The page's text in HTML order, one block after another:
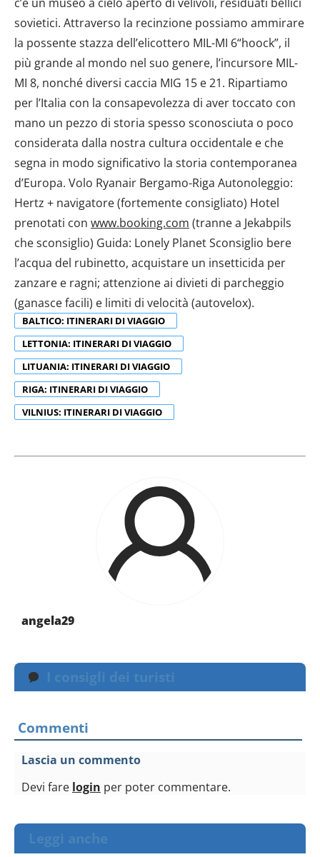
sovietici. Attraverso la recinzione possiamo ammirare
la possente stazza dell’elicottero MIL-MI 6“hoock”, il
più grande al mondo nel suo genere, l’incursore MIL-
MI 8, nonché diversi caccia MIG 15 e 21. Ripartiamo
per l’Italia con la consapevolezza di aver toccato con
mano un pezzo di storia spesso sconosciuta o poco
considerata dalla nostra cultura occidentale e che
segna in modo significativo la storia contemporanea
d’Europa. Volo Ryanair Bergamo-Riga Autonoleggio:
Hertz + navigatore (fortemente consigliato) Hotel
prenotati con www.booking.com (tranne a Jekabpils
che sconsiglio) Guida: Lonely Planet Sconsiglio bere
l’acqua del rubinetto, acquistare un insetticida per
zanzare e ragni; attenzione ai divieti di parcheggio
(ganasce facili) e limiti di velocità (autovelox).
BALTICO: ITINERARI DI VIAGGIO
LETTONIA: ITINERARI DI VIAGGIO
LITUANIA: ITINERARI DI VIAGGIO
RIGA: ITINERARI DI VIAGGIO
VILNIUS: ITINERARI DI VIAGGIO
angela29
I consigli dei turisti
Commenti
Lascia un commento
Devi fare login per poter commentare.
Leggi anche